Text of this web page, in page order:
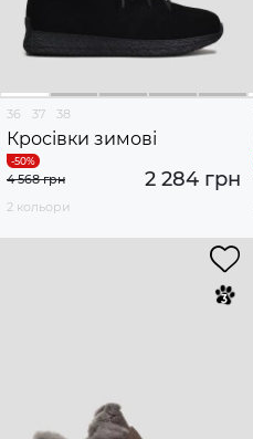
36 37 38
Кросівки зимові
2 284 грн
4 568 грн
2 кольори